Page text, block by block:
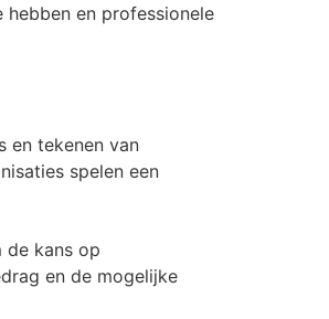
hebben en professionele
en tekenen van
spelen een
de kans op
en de mogelijke